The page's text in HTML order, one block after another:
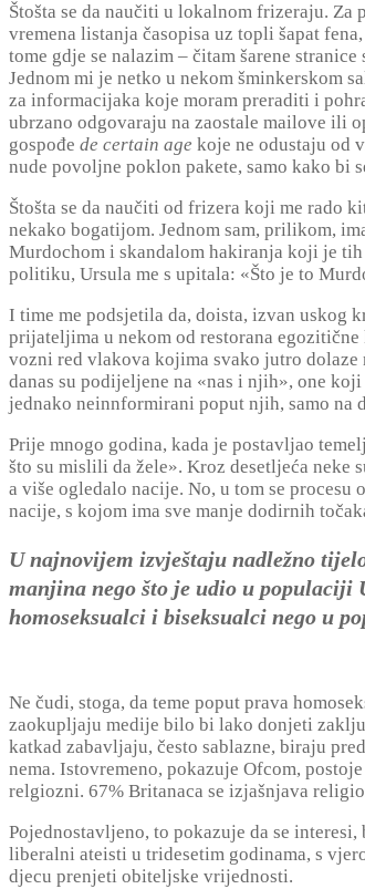
Štošta se da naučiti u lokalnom frizeraju. Za
vremena listanja časopisa uz topli šapat
tome gdje se nalazim – čitam šarene
Jednom mi je netko u nekom šminkerskom
za informacijaka koje moram preraditi i
ubrzano odgovaraju na zaostale mailove ili
gospođe de certain age koje ne odustaju od
nude povoljne poklon pakete, samo kako bi
Štošta se da naučiti od frizera koji me rado
nekako bogatijom. Jednom sam, prilikom,
Murdochom i skandalom hakiranja koji je
politiku, Ursula me s upitala: «Što je to
I time me podsjetila da, doista, izvan uskog
prijateljima u nekom od restorana
vozni red vlakova kojima svako jutro
danas su podijeljene na «nas i njih», one
jednako neinnformirani poput njih, samo na
Prije mnogo godina, kada je postavljao
što su mislili da žele». Kroz desetljeća
a više ogledalo nacije. No, u tom se
nacije, s kojom ima sve manje dodirnih
U najnovijem izvještaju nadležno
manjina nego što je udio u populaciji
homoseksualci i biseksualci nego u
Ne čudi, stoga, da teme poput prava
zaokupljaju medije bilo bi lako donjeti
katkad zabavljaju, često sablazne, biraju
nema. Istovremeno, pokazuje Ofcom,
relgiozni. 67% Britanaca se izjašnjava
Pojednostavljeno, to pokazuje da se
liberalni ateisti u tridesetim godinama, s
djecu prenjeti obiteljske vrijednosti.